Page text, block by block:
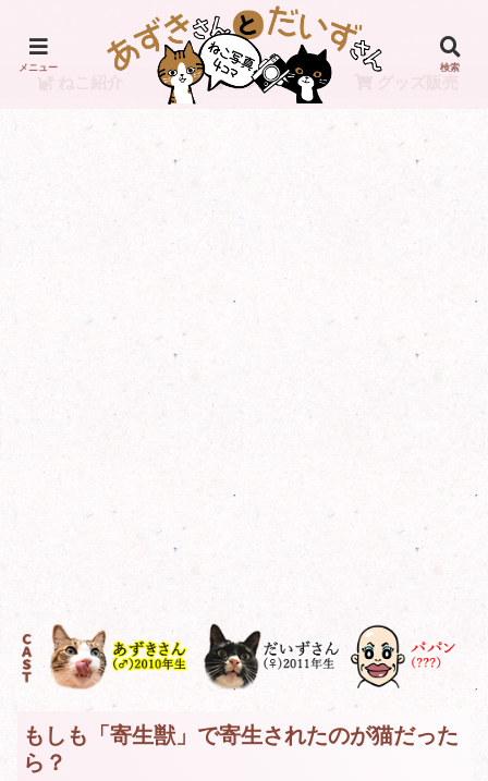
リンク
もしも「寄生獣」で寄生されたのが猫だった
ら？
メニュー 検索